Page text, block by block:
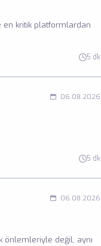
en kritik platformlardan
5 dk
06.08.2026
5 dk
06.08.2026
önlemleriyle değil, aynı